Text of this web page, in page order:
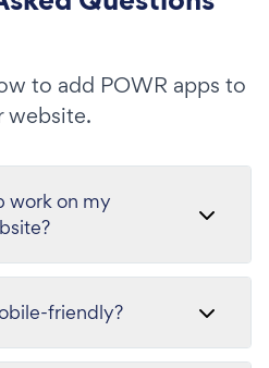
to add POWR apps to
website.
work on my
friendly?